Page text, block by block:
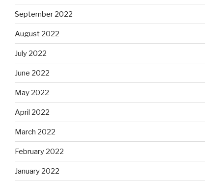
September 2022
August 2022
July 2022
June 2022
May 2022
April 2022
March 2022
February 2022
January 2022